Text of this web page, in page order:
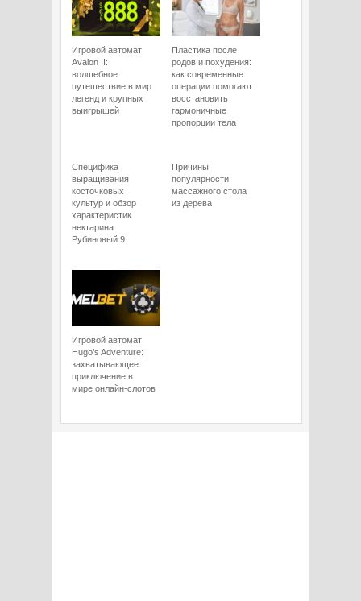
Игровой автомат
Avalon II:
волшебное
путешествие в мир
легенд и крупных
выигрышей
Пластика после
родов и похудения:
как современные
операции помогают
восстановить
гармоничные
пропорции тела
Специфика
выращивания
косточковых
культур и обзор
характеристик
нектарина
Рубиновый 9
Причины
популярности
массажного стола
из дерева
Игровой автомат
Hugo’s Adventure:
захватывающее
приключение в
мире онлайн-слотов